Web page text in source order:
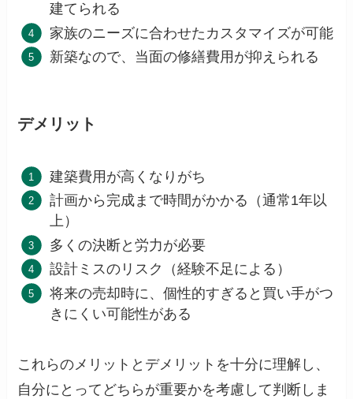
建てられる
家族のニーズに合わせたカスタマイズが可能
新築なので、当面の修繕費用が抑えられる
デメリット
建築費用が高くなりがち
計画から完成まで時間がかかる（通常1年以
上）
多くの決断と労力が必要
設計ミスのリスク（経験不足による）
将来の売却時に、個性的すぎると買い手がつ
きにくい可能性がある
これらのメリットとデメリットを十分に理解し、
自分にとってどちらが重要かを考慮して判断しま